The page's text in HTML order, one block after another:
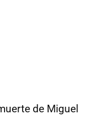
de Miguel